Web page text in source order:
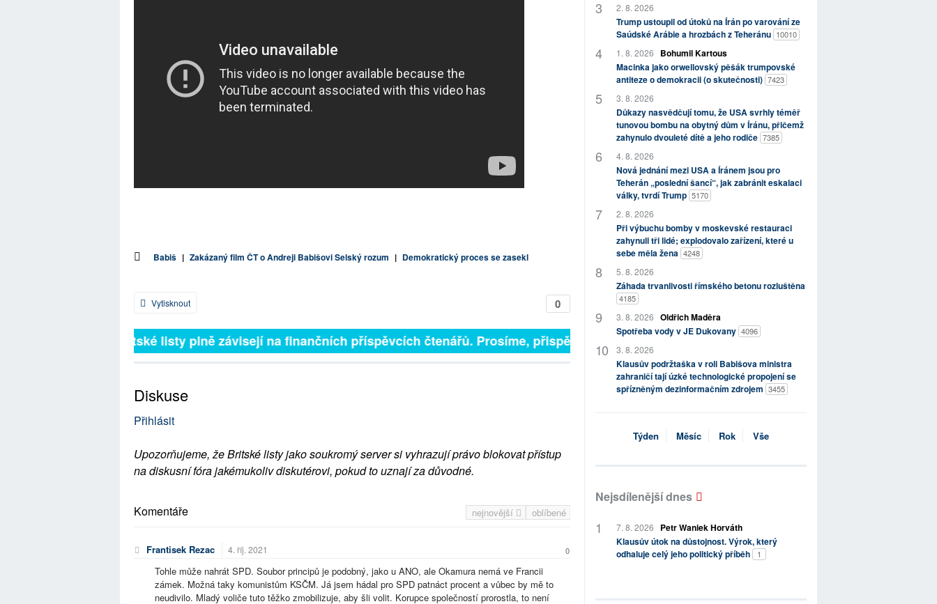
Babiš | Zakázaný film ČT o Andreji Babišovi Selský rozum | Demokratický proces se zasekl
0
Vytisknout
Britské listy plně závisejí na finančních příspěvcích čtenářů. Prosíme, přispějte. ➥
Diskuse
Přihlásit
Upozorňujeme, že Britské listy jako soukromý server si vyhrazují právo blokovat přístup
na diskusní fóra jakémukoliv diskutérovi, pokud to uznají za důvodné.
nejnovější oblíbené
Komentáře
Frantisek Rezac 4. říj. 2021 0
Tohle může nahrát SPD. Soubor principů je podobný, jako u ANO, ale Okamura nemá ve Francii
zámek. Možná taky komunistům KSČM. Já jsem hádal pro SPD patnáct procent a vůbec by mě to
neudivilo. Mladý voliče tuto těžko zmobilizuje, aby šli volit. Korupce společností prorostla, to není
2. 8. 2026
Trump ustoupil od útoků na Írán po varování ze
Saúdské Arábie a hrozbách z Teheránu 10010
1. 8. 2026
Bohumil Kartous
Macinka jako orwellovský pěšák trumpovské
antiteze o demokracii (o skutečnosti) 7423
3. 8. 2026
Důkazy nasvědčují tomu, že USA svrhly téměř
tunovou bombu na obytný dům v Íránu, přičemž
zahynulo dvouleté dítě a jeho rodiče 7385
4. 8. 2026
Nová jednání mezi USA a Íránem jsou pro
Teherán „poslední šancí“, jak zabránit eskalaci
války, tvrdí Trump 5170
2. 8. 2026
Při výbuchu bomby v moskevské restauraci
zahynuli tři lidé; explodovalo zařízení, které u
sebe měla žena 4248
5. 8. 2026
Záhada trvanlivosti římského betonu rozluštěna
4185
3. 8. 2026 Oldřich Maděra
Spotřeba vody v JE Dukovany 4096
3. 8. 2026
Klausův podržtaška v roli Babišova ministra
zahraničí tají úzké technologické propojení se
spřízněným dezinformačním zdrojem 3455
Týden Měsíc Rok Vše
Nejsdílenější dnes
7. 8. 2026
Petr Waniek Horváth
Klausův útok na důstojnost. Výrok, který
odhaluje celý jeho politický příběh
1